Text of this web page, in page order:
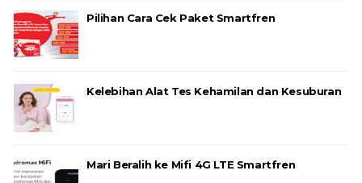
Pilihan Cara Cek Paket Smartfren
Kelebihan Alat Tes Kehamilan dan Kesuburan
Mari Beralih ke Mifi 4G LTE Smartfren